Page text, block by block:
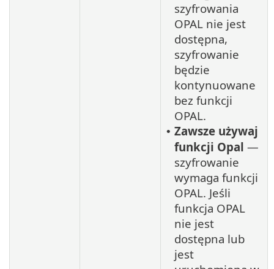
szyfrowania
OPAL nie jest
dostępna,
szyfrowanie
będzie
kontynuowane
bez funkcji
OPAL.
• Zawsze używaj
funkcji Opal —
szyfrowanie
wymaga funkcji
OPAL. Jeśli
funkcja OPAL
nie jest
dostępna lub
jest